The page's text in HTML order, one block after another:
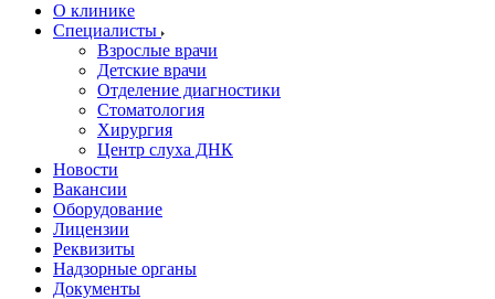
О клинике
Специалисты
Взрослые врачи
Детские врачи
Отделение диагностики
Стоматология
Хирургия
Центр слуха ДНК
Новости
Вакансии
Оборудование
Лицензии
Реквизиты
Надзорные органы
Документы